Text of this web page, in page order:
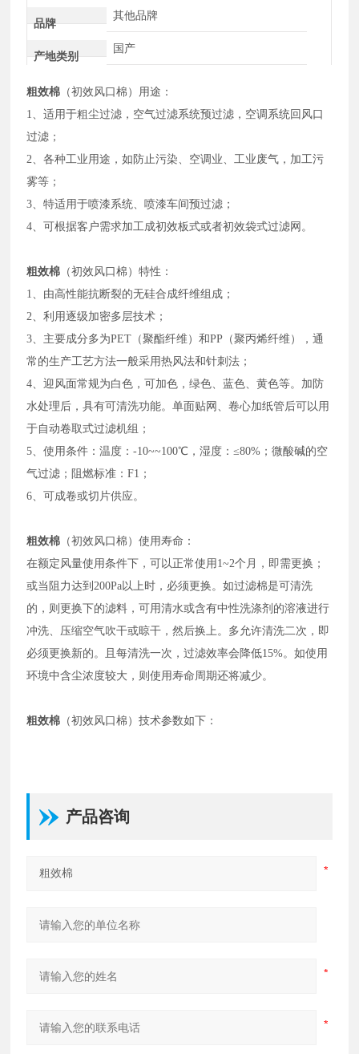
品牌
其他品牌
产地类别
国产
粗效棉 （初效风口棉）用途：
1
、适用于粗尘过滤，空气过滤系统预过滤，空调系统回风口
过滤；
2 、各种工业用途，如防止污染、空调业、工业废气，加工污
雾等；
3 、特适用于喷漆系统、喷漆车间预过滤；
4 、可根据客户需求加工成初效板式或者初效袋式过滤网。
粗效棉 （初效风口棉）特性：
1
、由高性能抗断裂的无硅合成纤维组成；
2 、利用逐级加密多层技术；
3、 主要成分多为PET（聚酯纤维）和PP（聚丙烯纤维），通
常的生产工艺方法一般采用热风法和针刺法；
4、迎风面常规为白色，可加色，绿色、蓝色、黄色等。加防
水处理后，具有可清洗功能。单面贴网、卷心加纸管后可以用
于自动卷取式过滤机组；
5、使用条件：温度：-10~~100℃ ，湿度：≤80%；微酸碱的空
气过滤；阻燃标准：F1；
6、可成卷或切片供应。
粗效棉 （初效风口棉）使用寿命：
在额定风量使用条件下，可以正常使用1~2个月，即需更换；
或当阻力达到200Pa以上时，必须更换。如过滤棉是可清洗
的，则更换下的滤料，可用清水或含有中性洗涤剂的溶液进行
冲洗、压缩空气吹干或晾干，然后换上。多允许清洗二次，即
必须更换新的。且每清洗一次，过滤效率会降低15%。如使用
环境中含尘浓度较大，则使用寿命周期还将减少。
粗效棉 （初效风口棉）技术参数如下：
产品咨询